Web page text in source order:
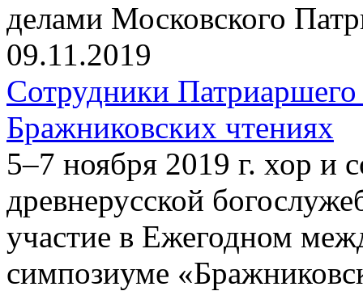
делами Московского
09.11.2019
Сотрудники
Бражниковских чтениях
5–7 ноября 2019 г. хор и
древнерусской
участие в Ежегодном
симпозиуме